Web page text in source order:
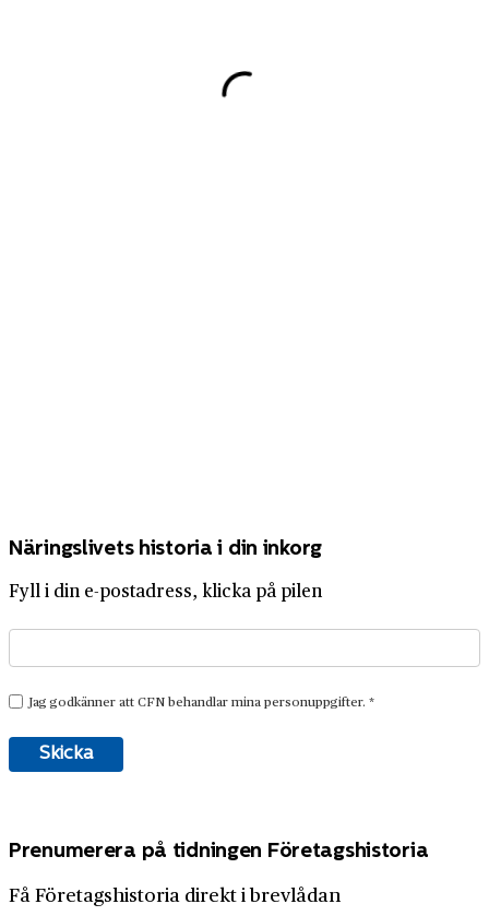
Näringslivets historia i din inkorg
Fyll i din e-postadress, klicka på pilen
Prenumerera på tidningen Företagshistoria
Få Företagshistoria direkt i brevlådan